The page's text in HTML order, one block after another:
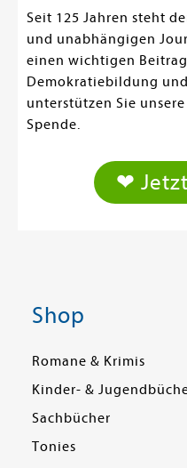
Seit 125 Jahren steht
und unabhängigen
einen wichtigen
Demokratiebildung
unterstützen Sie
Spende.
❤
Shop
Romane & Krimis
Kinder- &
Sachbücher
Tonies